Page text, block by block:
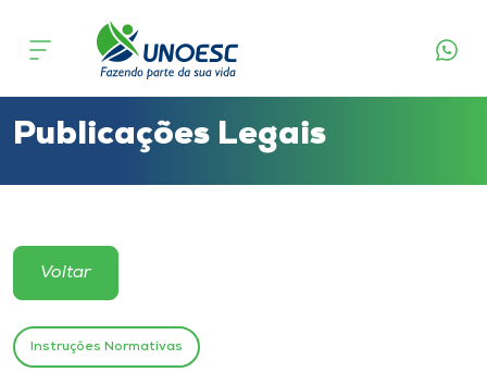
Cursos
Atendimento ao Estudante
Portal de Ensino
Publicações Legais
Voltar
Instruções Normativas